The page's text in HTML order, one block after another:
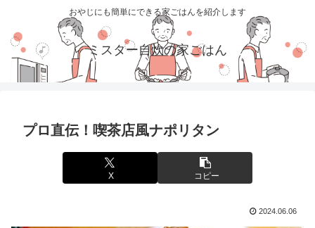
おやじにも簡単にできる家ごはんを紹介します
ミスター自炊の家ごはん
プロ直伝！喫茶店風ナポリタン
X コピー
2024.06.06